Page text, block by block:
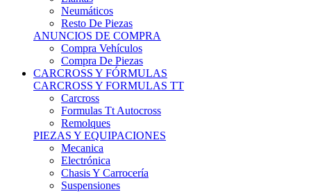
Resto De Piezas
ANUNCIOS DE COMPRA
Compra Vehículos
Compra De Piezas
CARCROSS Y FÓRMULAS
CARCROSS Y FORMULAS TT
Carcross
Formulas Tt Autocross
Remolques
PIEZAS Y EQUIPACIONES
Mecanica
Electrónica
Chasis Y Carrocería
Suspensiones
Frenos